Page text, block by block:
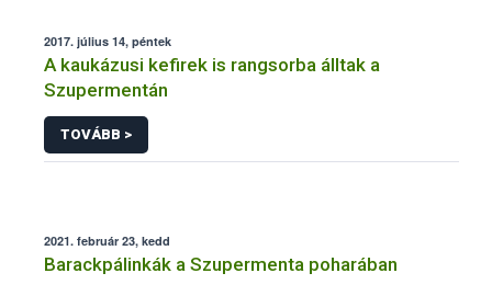
2017. július 14, péntek
A kaukázusi kefirek is rangsorba álltak a
Szupermentán
TOVÁBB >
2021. február 23, kedd
Barackpálinkák a Szupermenta poharában